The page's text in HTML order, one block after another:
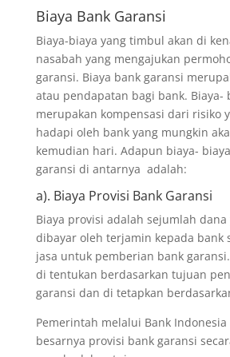
Biaya Bank Garansi
Biaya-biaya yang timbul akan di
nasabah yang mengajukan
garansi. Biaya bank garansi
atau pendapatan bagi bank. Biaya-
merupakan kompensasi dari risiko
hadapi oleh bank yang mungkin
kemudian hari. Adapun biaya-
garansi di antarnya adalah:
a). Biaya Provisi Bank Garansi
Biaya provisi adalah sejumlah
dibayar oleh terjamin kepada bank
jasa untuk pemberian bank
di tentukan berdasarkan tujuan
garansi dan di tetapkan
Pemerintah melalui Bank
besarnya provisi bank garansi